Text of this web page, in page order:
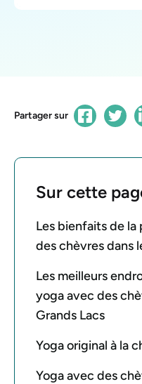
Partager sur
Sur cette
Les bienfaits de
des chèvres dans
Les meilleurs
yoga avec des
Grands Lacs
Yoga original à la
Yoga avec des